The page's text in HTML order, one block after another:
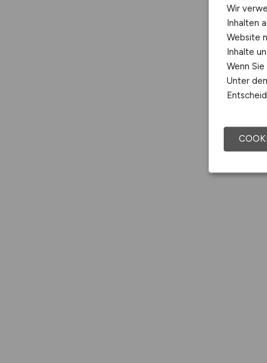
Wir
Inhalten
Website
Inhalte
Wenn
Unter